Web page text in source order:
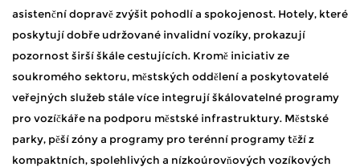
asistenční dopravě zvýšit pohodlí a spokojenost. Hotely, které
poskytují dobře udržované invalidní vozíky, prokazují
pozornost širší škále cestujících. Kromě iniciativ ze
soukromého sektoru, městských oddělení a poskytovatelé
veřejných služeb stále více integrují škálovatelné programy
pro vozíčkáře na podporu městské infrastruktury. Městské
parky, pěší zóny a programy pro terénní programy těží z
kompaktních, spolehlivých a nízkoúrovňových vozíkových